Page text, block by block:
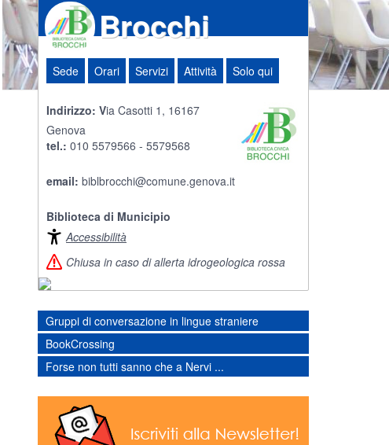
Brocchi
Sede Orari Servizi Attività Solo qui
Indirizzo: Via Casotti 1, 16167
Genova
tel.: 010 5579566 - 5579568
email: biblbrocchi@comune.genova.it
Biblioteca di Municipio
Accessibilità
Chiusa in caso di allerta idrogeologica rossa
Gruppi di conversazione in lingue straniere
BookCrossing
Forse non tutti sanno che a Nervi ...